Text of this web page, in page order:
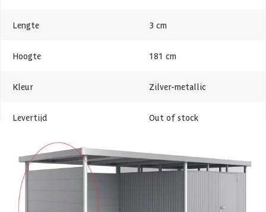
Lengte 3 cm
Hoogte 181 cm
Kleur Zilver-metallic
Levertijd Out of stock
Metaalsoort
Azalp artikelcode